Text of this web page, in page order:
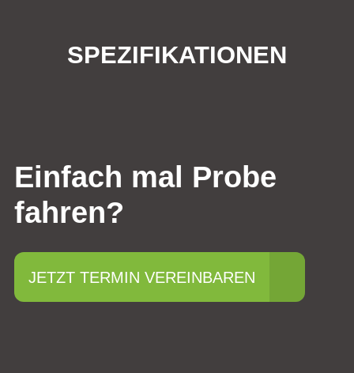
SPEZIFIKATIONEN
Einfach mal Probe
fahren?
JETZT TERMIN VEREINBAREN